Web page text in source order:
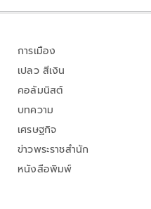
การเมือง
เปลว สีเงิน
คอลัมนิสต์
บทความ
เศรษฐกิจ
ข่าวพระราชสำนัก
หนังสือพิมพ์